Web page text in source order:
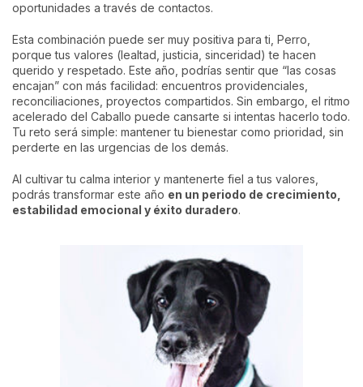
oportunidades a través de contactos.
Esta combinación puede ser muy positiva para ti, Perro,
porque tus valores (lealtad, justicia, sinceridad) te hacen
querido y respetado. Este año, podrías sentir que “las cosas
encajan” con más facilidad: encuentros providenciales,
reconciliaciones, proyectos compartidos. Sin embargo, el ritmo
acelerado del Caballo puede cansarte si intentas hacerlo todo.
Tu reto será simple: mantener tu bienestar como prioridad, sin
perderte en las urgencias de los demás.
Al cultivar tu calma interior y mantenerte fiel a tus valores,
podrás transformar este año en un periodo de crecimiento,
estabilidad emocional y éxito duradero.